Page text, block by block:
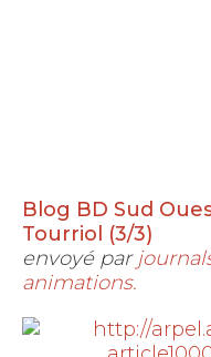
Blog BD Sud
Tourriol (3/3)
envoyé par
animations.